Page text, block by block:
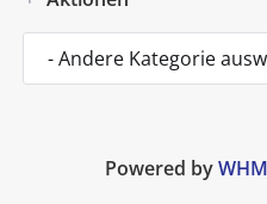
Powered by